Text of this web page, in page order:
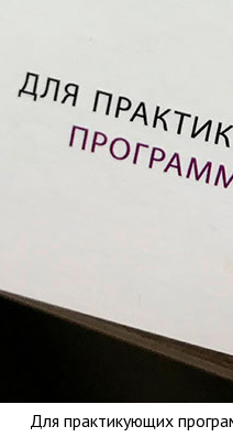
Для практикующих